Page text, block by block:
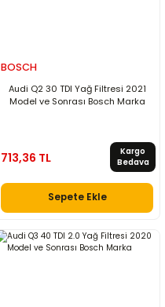
BOSCH
Audi Q2 30 TDI Yağ Filtresi 2021
Model ve Sonrası Bosch Marka
713,36 TL
Kargo
Bedava
Sepete Ekle